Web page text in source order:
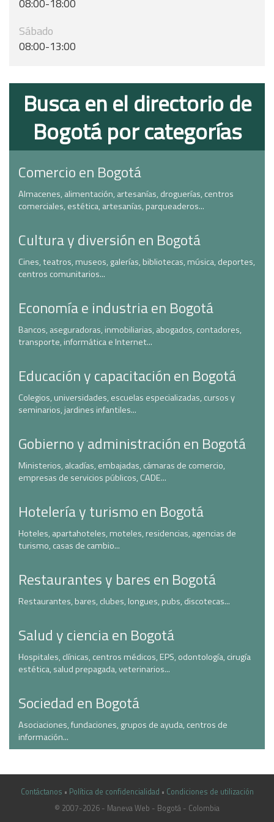
08:00-18:00
Sábado
08:00-13:00
Busca en el directorio de
Bogotá por categorías
Comercio en Bogotá
Almacenes, alimentación, artesanías, droguerías, centros
comerciales, estética, artesanías, parqueaderos...
Cultura y diversión en Bogotá
Cines, teatros, museos, galerías, bibliotecas, música, deportes,
centros comunitarios...
Economía e industria en Bogotá
Bancos, aseguradoras, inmobiliarias, abogados, contadores,
transporte, informática e Internet...
Educación y capacitación en Bogotá
Colegios, universidades, escuelas especializadas, cursos y
seminarios, jardines infantiles...
Gobierno y administración en Bogotá
Ministerios, alcadías, embajadas, cámaras de comercio,
empresas de servicios públicos, CADE...
Hotelería y turismo en Bogotá
Hoteles, apartahoteles, moteles, residencias, agencias de
turismo, casas de cambio...
Restaurantes y bares en Bogotá
Restaurantes, bares, clubes, longues, pubs, discotecas...
Salud y ciencia en Bogotá
Hospitales, clínicas, centros médicos, EPS, odontología, cirugía
estética, salud prepagada, veterinarios...
Sociedad en Bogotá
Asociaciones, fundaciones, grupos de ayuda, centros de
información...
Contáctanos • Política de confidencialidad • Condiciones de utilización
© 2007-2026 - Maneva Web - Bogotá - Colombia